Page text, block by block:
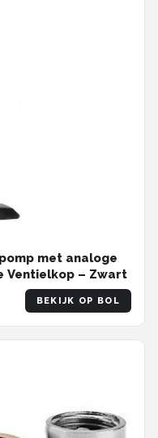
met analoge
Ventielkop – Zwart
BEKIJK OP BOL